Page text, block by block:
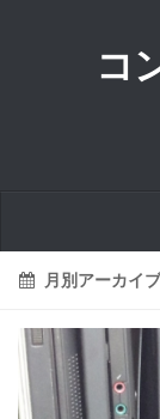
コ
ホーム
プライバシーポ
運営者情報
月別アーカイ